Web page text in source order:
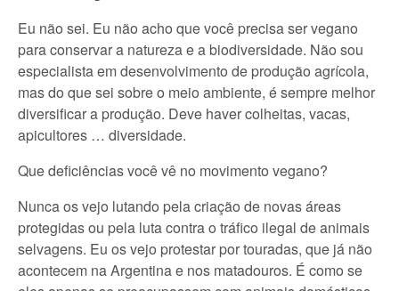
Eu não sei. Eu não acho que você precisa ser vegano
para conservar a natureza e a biodiversidade. Não sou
especialista em desenvolvimento de produção agrícola,
mas do que sei sobre o meio ambiente, é sempre melhor
diversificar a produção. Deve haver colheitas, vacas,
apicultores … diversidade.
Que deficiências você vê no movimento vegano?
Nunca os vejo lutando pela criação de novas áreas
protegidas ou pela luta contra o tráfico ilegal de animais
selvagens. Eu os vejo protestar por touradas, que já não
acontecem na Argentina e nos matadouros. É como se